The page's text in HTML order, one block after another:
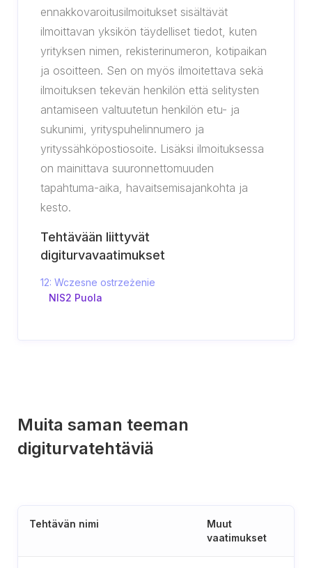
ennakkovaroitusilmoitukset sisältävät
ilmoittavan yksikön täydelliset tiedot, kuten
yrityksen nimen, rekisterinumeron, kotipaikan
ja osoitteen. Sen on myös ilmoitettava sekä
ilmoituksen tekevän henkilön että selitysten
antamiseen valtuutetun henkilön etu- ja
sukunimi, yrityspuhelinnumero ja
yrityssähköpostiosoite. Lisäksi ilmoituksessa
on mainittava suuronnettomuuden
tapahtuma-aika, havaitsemisajankohta ja
kesto.
Tehtävään liittyvät
digiturvavaatimukset
12: Wczesne ostrzeżenie
NIS2 Puola
Muita saman teeman
digiturvatehtäviä
Tehtävän nimi
Muut
vaatimukset